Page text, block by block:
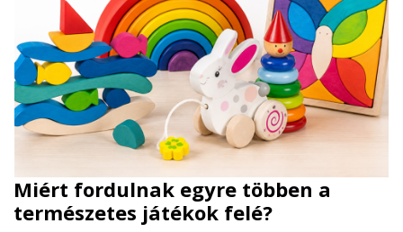
Miért fordulnak egyre többen a
természetes játékok felé?